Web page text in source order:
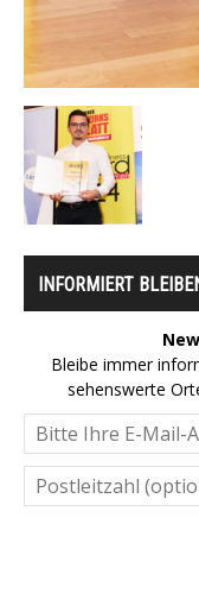
INFORMIERT
Bleibe immer
sehenswerte